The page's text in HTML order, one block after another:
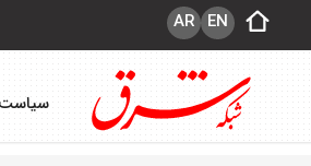
EN
AR
سیاست
قیمت دینار عراق امروز جمعه